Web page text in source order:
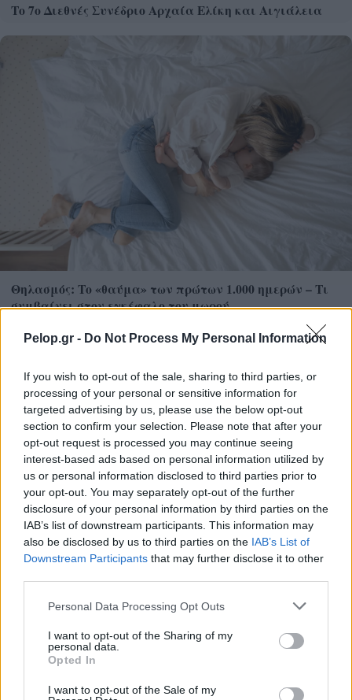
Pelop.gr - Do Not Process My Personal Information
If you wish to opt-out of the sale, sharing to third parties, or
processing of your personal or sensitive information for
targeted advertising by us, please use the below opt-out
section to confirm your selection. Please note that after your
opt-out request is processed you may continue seeing
interest-based ads based on personal information utilized by
us or personal information disclosed to third parties prior to
your opt-out. You may separately opt-out of the further
disclosure of your personal information by third parties on the
IAB’s list of downstream participants. This information may
also be disclosed by us to third parties on the IAB’s List of
Downstream Participants that may further disclose it to other
Please note that this website/app uses one or more Google
not limited to your visit or usage behaviour. You may click to
grant or deny consent to Google and its third-party tags to
use your data for below specified purposes in below Google
consent section.
Personal Data Processing Opt Outs
I want to opt-out of the Sharing of my
personal data.
Opted In
I want to opt-out of the Sale of my
Το 7ο Διεθνές Συνέδριο Αρχαία Ελίκη και Αιγιάλεια
Θηλασμός: Το «θαύμα» των πρώτων 1.000 ημερών – Τι
συμβαίνει στον εγκέφαλο του μωρού
Χρησιμοποιείς Google passkeys για τους κωδικούς σου;